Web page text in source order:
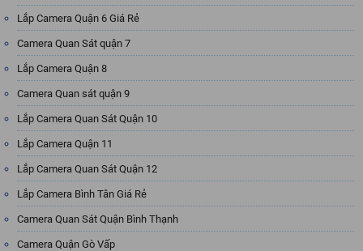
Lắp Camera Quận 6 Giá Rẻ
Camera Quan Sát quận 7
Lắp Camera Quận 8
Camera Quan sát quận 9
Lắp Camera Quan Sát Quận 10
Lắp Camera Quận 11
Lắp Camera Quan Sát Quận 12
Lắp Camera Bình Tân Giá Rẻ
Camera Quan Sát Quận Bình Thạnh
Camera Quận Gò Vấp